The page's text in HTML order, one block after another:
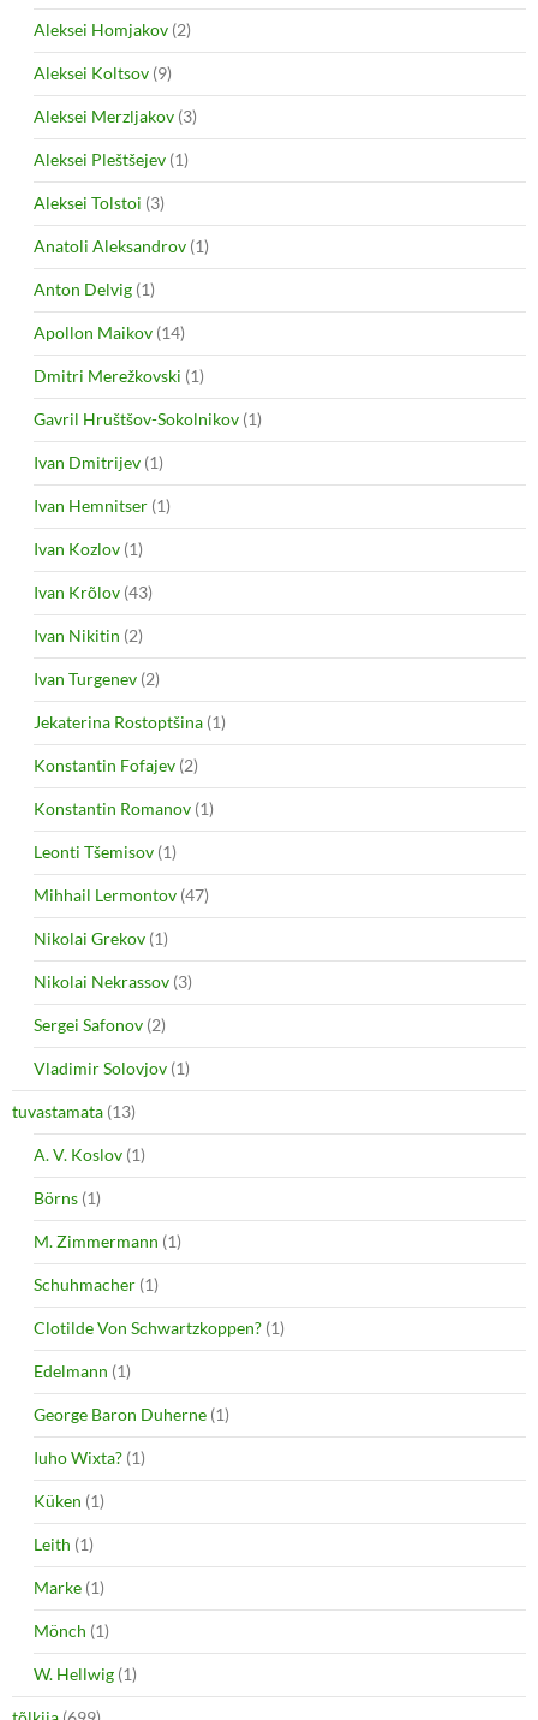
Aleksei Homjakov (2)
Aleksei Koltsov (9)
Aleksei Merzljakov (3)
Aleksei Pleštšejev (1)
Aleksei Tolstoi (3)
Anatoli Aleksandrov (1)
Anton Delvig (1)
Apollon Maikov (14)
Dmitri Merežkovski (1)
Gavril Hruštšov-Sokolnikov (1)
Ivan Dmitrijev (1)
Ivan Hemnitser (1)
Ivan Kozlov (1)
Ivan Krõlov (43)
Ivan Nikitin (2)
Ivan Turgenev (2)
Jekaterina Rostoptšina (1)
Konstantin Fofajev (2)
Konstantin Romanov (1)
Leonti Tšemisov (1)
Mihhail Lermontov (47)
Nikolai Grekov (1)
Nikolai Nekrassov (3)
Sergei Safonov (2)
Vladimir Solovjov (1)
tuvastamata (13)
A. V. Koslov (1)
Börns (1)
M. Zimmermann (1)
Schuhmacher (1)
Clotilde Von Schwartzkoppen? (1)
Edelmann (1)
George Baron Duherne (1)
Iuho Wixta? (1)
Küken (1)
Leith (1)
Marke (1)
Mönch (1)
W. Hellwig (1)